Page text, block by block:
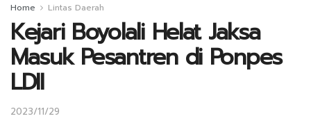
Home Lintas Daerah
Kejari Boyolali Helat Jaksa
Masuk Pesantren di Ponpes
LDII
2023/11/29